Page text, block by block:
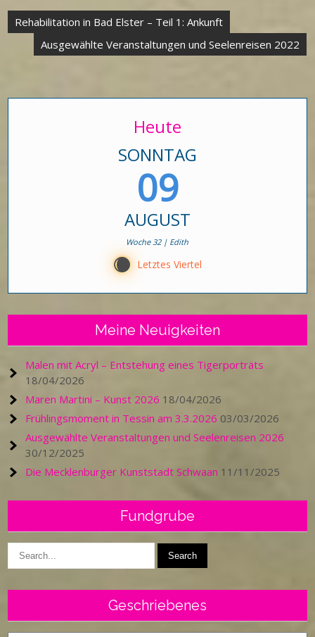
Beitragsnavigation
Rehabilitation in Bad Elster – Teil 1: Ankunft
Ausgewählte Veranstaltungen und Seelenreisen 2022
Heute
SONNTAG
09
AUGUST
Woche 32 | Edith
X Letztes Viertel
Meine Neuigkeiten
Malen mit Acryl – Entstehung eines Tigerporträts
18/04/2026
Maren Martini – Kunst 2026 18/04/2026
Frühlingsmoment in Tessin am 3.3.2026 03/03/2026
Ausgewählte Veranstaltungen und Seelenreisen 2026
30/12/2025
Die Mecklenburger Kunststadt Schwaan 11/11/2025
Fundgrube
Geschriebenes